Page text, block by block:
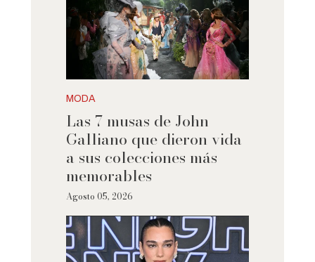
MODA
Las 7 musas de John
Galliano que dieron vida
a sus colecciones más
memorables
Agosto 05, 2026